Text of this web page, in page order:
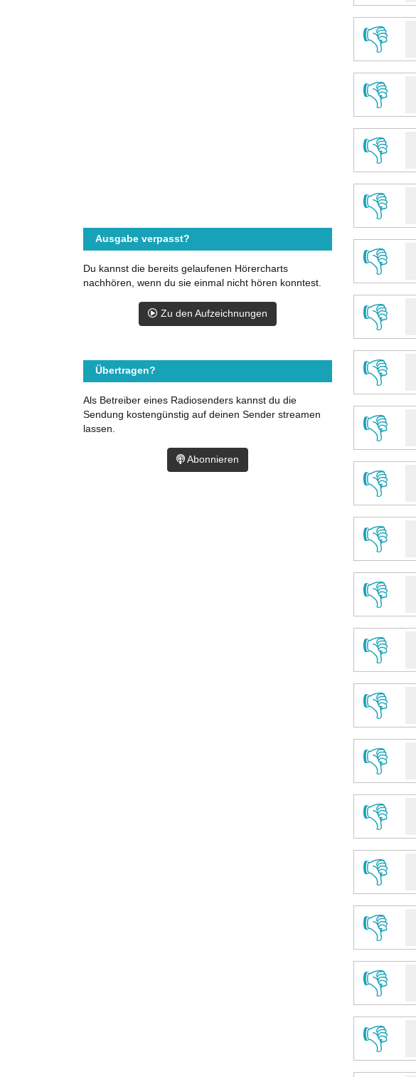
👎
👎
👎
👎
👎
👎
👎
👎
👎
👎
👎
👎
👎
👎
👎
👎
👎
👎
👎
Ausgabe verpasst?
Du kannst die bereits gelaufenen Hörercharts
nachhören, wenn du sie einmal nicht hören konntest.
Zu den Aufzeichnungen
Übertragen?
Als Betreiber eines Radiosenders kannst du die
Sendung kostengünstig auf deinen Sender streamen
lassen.
Abonnieren